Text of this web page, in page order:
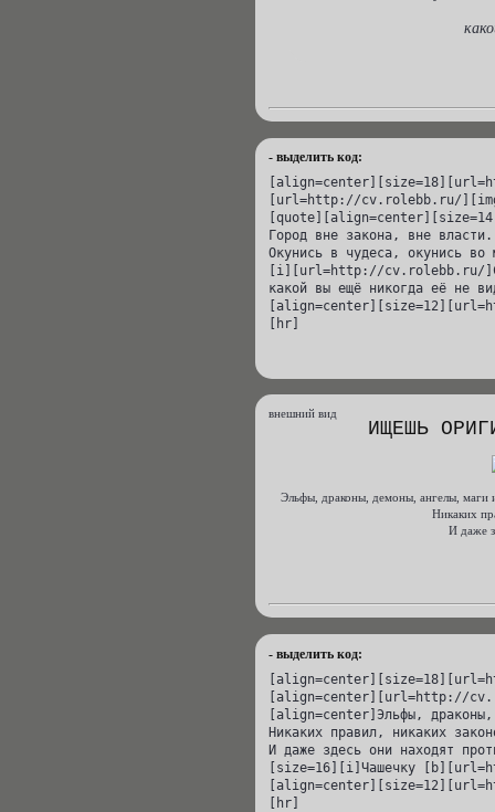
- выделить код:
[url=http://cv.rolebb.ru/
Город вне закона, вне
Окунись в чудеса, окунись
[i][url=http://cv.rolebb.ru/
какой вы ещё никогда её
[hr]
внешний вид
ИЩЕШЬ
Эльфы, драконы, демоны, ангелы, маги
Никаких
И даже
- выделить код:
[align=center][url=http://
[align=center]Эльфы, драконы,
Никаких правил, никаких
И даже здесь они находят
[size=16][i]Чашечку
[hr]